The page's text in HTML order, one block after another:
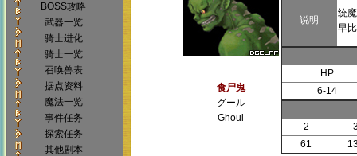
食尸鬼
グール
Ghoul
说明
统
早
HP
6-14
2
61
BOSS攻略
武器一览
骑士进化
骑士一览
召唤兽表
据点资料
魔法一览
事件任务
探索任务
其他剧本